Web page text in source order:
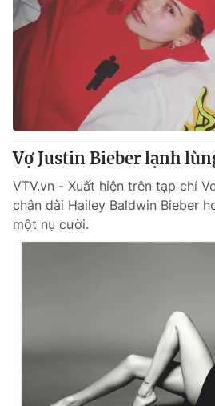
VTV Sức khoẻ Bất
Thị trường 24h Tấm
VTV9 VTV8
Liên hệ tòa soạn
Cơ quan chủ quản:Đài Truyền hình
Cơ quan báo chí:Thời báo VTV
Vợ Justin Bieber lạnh
VTV.vn - Xuất hiện trên tạp chí
chân dài Hailey Baldwin Bieber
một nụ cười.